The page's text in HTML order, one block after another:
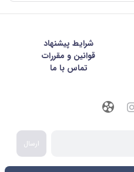
شرايط پيشنهاد
قوانین و مقررات
تماس با ما
ارسال